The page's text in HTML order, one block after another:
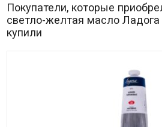
Покупатели, которые
светло-желтая масло
купили